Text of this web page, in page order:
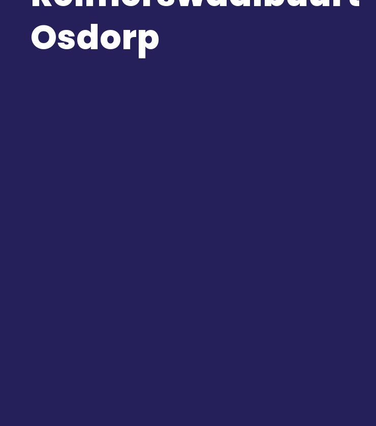
Osdorp